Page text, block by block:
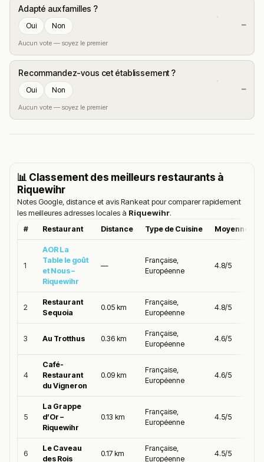
Adapté aux familles ?
Oui Non
Aucun vote — soyez le premier
—
Recommandez-vous cet établissement ?
Oui Non
Aucun vote — soyez le premier
—
📊 Classement des meilleurs restaurants à
Riquewihr
Notes Google, distance et avis Rankeat pour comparer rapidement
les meilleures adresses locales à Riquewihr.
# Restaurant Distance Type de Cuisine Moyenne
1
AOR La
Table le goût
et Nous –
Riquewihr
—
Française,
Européenne
4.8/5
2
Restaurant
Sequoia
0.05 km
Française,
Européenne
4.8/5
3 Au Trotthus 0.36 km
Française,
Européenne
4.6/5
4
Café-
Restaurant
du Vigneron
0.09 km
Française,
Européenne
4.6/5
5
La Grappe
d’Or –
Riquewihr
0.13 km
Française,
Européenne
4.5/5
6
Le Caveau
des Rois
0.17 km
Française,
Européenne
4.5/5